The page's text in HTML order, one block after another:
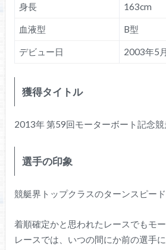
身長 163cm
血液型 B型
デビュー日 2003年5月
獲得タイトル
2013年 第59回モーターボート記念競
選手の印象
競艇界トップクラスのターンスピード
着順確定かと思われたレースでもモ
レースでは、いつの間にか前の選手